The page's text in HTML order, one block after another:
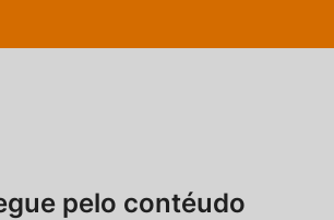
pelo contéudo